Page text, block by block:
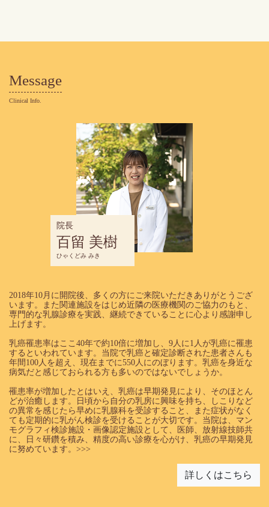
Message
Clinical Info.
院長
百留 美樹
ひゃくどみ みき
2018年10月に開院後、多くの方にご来院いただきありがとうござ
います。また関連施設をはじめ近隣の医療機関のご協力のもと、
専門的な乳腺診療を実践、継続できていることに心より感謝申し
上げます。
乳癌罹患率はここ40年で約10倍に増加し、9人に1人が乳癌に罹患
するといわれています。当院で乳癌と確定診断された患者さんも
年間100人を超え、現在までに550人にのぼります。乳癌を身近な
病気だと感じておられる方も多いのではないでしょうか。
罹患率が増加したとはいえ、乳癌は早期発見により、そのほとん
どが治癒します。日頃から自分の乳房に興味を持ち、しこりなど
の異常を感じたら早めに乳腺科を受診すること、また症状がなく
ても定期的に乳がん検診を受けることが大切です。当院は、マン
モグラフィ検診施設・画像認定施設として、医師、放射線技師共
に、日々研鑽を積み、精度の高い診療を心がけ、乳癌の早期発見
に努めています。>>>
詳しくはこちら